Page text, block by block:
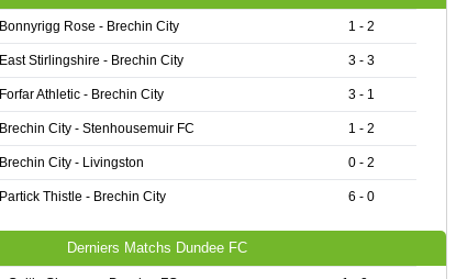
Bonnyrigg Rose - Brechin City 1 - 2
East Stirlingshire - Brechin City 3 - 3
Forfar Athletic - Brechin City 3 - 1
Brechin City - Stenhousemuir FC 1 - 2
Brechin City - Livingston 0 - 2
Partick Thistle - Brechin City 6 - 0
Derniers Matchs Dundee FC